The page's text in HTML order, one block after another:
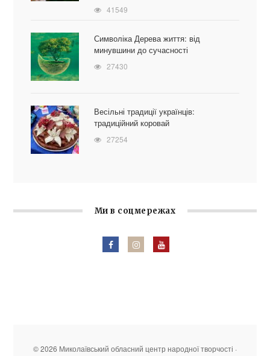
41549
Символіка Дерева життя: від
минувшини до сучасності
27430
Весільні традиції українців:
традиційний коровай
27254
Ми в соцмережах
© 2026 Миколаївський обласний центр народної творчості ·